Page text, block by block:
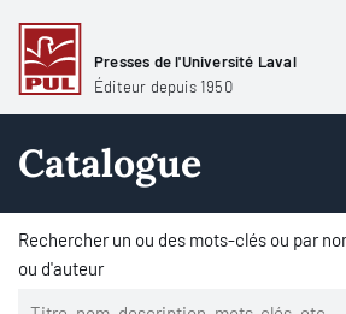
Presses de l'Université Laval
Éditeur depuis 1950
Catalogue
Rechercher un ou des mots-clés ou par
ou d'auteur